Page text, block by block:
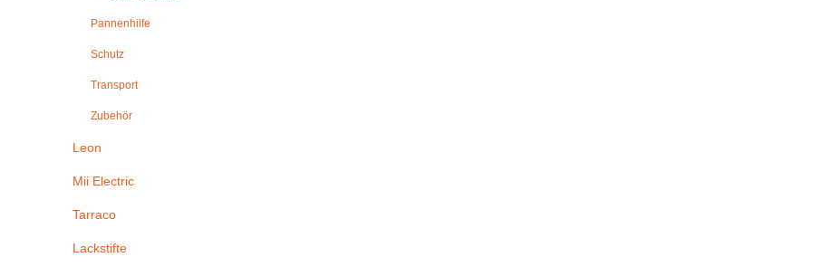
Pannenhilfe
Schutz
Transport
Zubehör
Leon
Mii Electric
Tarraco
Lackstifte